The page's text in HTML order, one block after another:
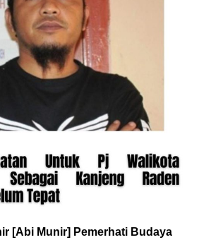
[Abi Munir] Pemerhati Budaya